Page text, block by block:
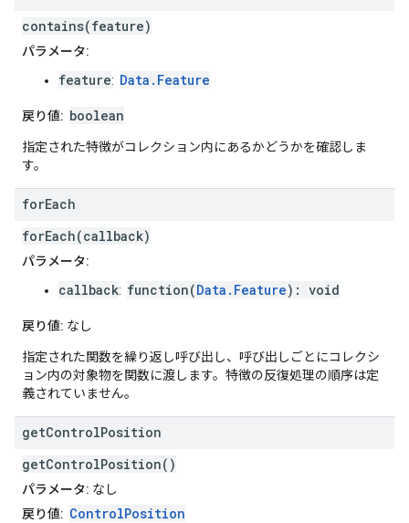
contains(feature)
パラメータ:
feature: Data.Feature
戻り値: boolean
指定された特徴がコレクション内にあるかどうかを確認しま
す。
forEach
forEach(callback)
パラメータ:
callback: function(Data.Feature): void
戻り値: なし
指定された関数を繰り返し呼び出し、呼び出しごとにコレクシ
ョン内の対象物を関数に渡します。特徴の反復処理の順序は定
義されていません。
getControlPosition
getControlPosition()
パラメータ: なし
戻り値: ControlPosition